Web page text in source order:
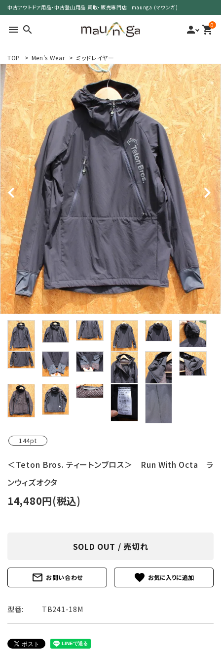
中古アウトドア用品・中古登山用品 買取・販売専門店 : maunga (マウンガ)
menu search person 0
shopping_cart
search
カテゴリーで選ぶ
サイズで選ぶ
特集で選ぶ
価格で選ぶ
買取案内
レンタル・修理
店舗情報
POLICY
INFORMATION
ACCOUNT MENU
ようこそ ゲスト 様
meeting_room ログイン person 新規会員登録
TOP > Men's Wear > ミッドレイヤー
144pt
＜Teton Bros. ティートンブロス＞ Run With Octa ラ
ンウィズオクタ
14,480円(税込)
SOLD OUT / 売切れ
mail_outline お問い合わせ favorite
型番: TB241-18M